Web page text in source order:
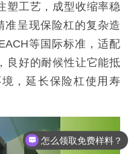
塑工艺，成型收缩率稳
准呈现保险杠的复杂造
等国际标准，适配
良好的耐候性让它能抵
，延长保险杠使用寿
可以介绍下你们的产品么